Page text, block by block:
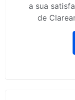
a sua
de